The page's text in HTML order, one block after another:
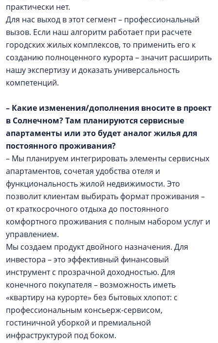
практически нет.
Для нас выход в этот сегмент – профессиональный
вызов. Если наш алгоритм работает при расчете
городских жилых комплексов, то применить его к
созданию полноценного курорта – значит расширить
нашу экспертизу и доказать универсальность
компетенций.
– Какие изменения/дополнения вносите в проект
в Солнечном? Там планируются сервисные
апартаменты или это будет аналог жилья для
постоянного проживания?
– Мы планируем интегрировать элементы сервисных
апартаментов, сочетая удобства отеля и
функциональность жилой недвижимости. Это
позволит клиентам выбирать формат проживания –
от краткосрочного отдыха до постоянного
комфортного проживания с полным набором услуг и
управлением.
Мы создаем продукт двойного назначения. Для
инвестора – это эффективный финансовый
инструмент с прозрачной доходностью. Для
конечного покупателя – возможность иметь
«квартиру на курорте» без бытовых хлопот: с
профессиональным консьерж-сервисом,
гостиничной уборкой и премиальной
инфраструктурой под боком.